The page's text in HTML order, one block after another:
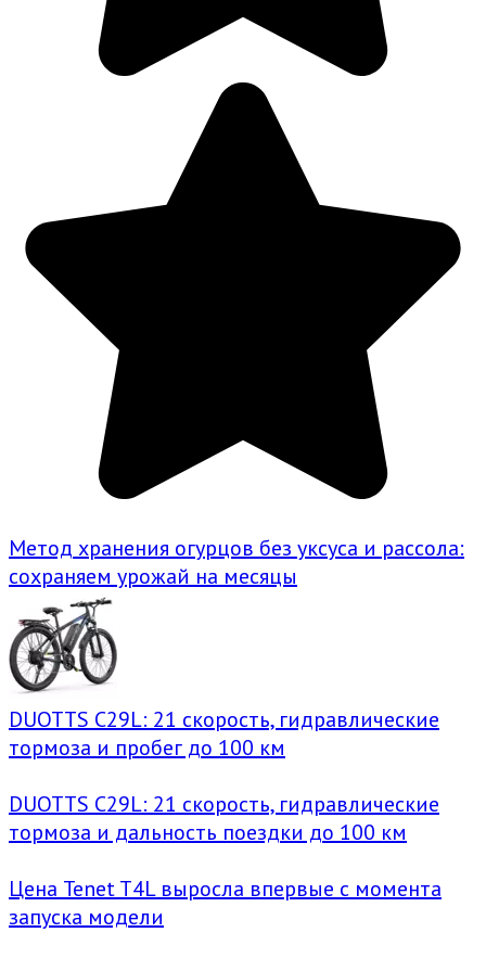
Метод хранения огурцов без уксуса и рассола:
сохраняем урожай на месяцы
DUOTTS C29L: 21 скорость, гидравлические
тормоза и пробег до 100 км
DUOTTS C29L: 21 скорость, гидравлические
тормоза и дальность поездки до 100 км
Цена Tenet T4L выросла впервые с момента
запуска модели